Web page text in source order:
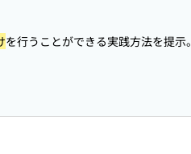
を行うことができる実践方法を提示。